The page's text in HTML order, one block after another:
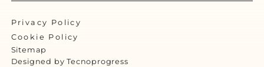
Privacy Policy
Cookie Policy
Sitemap
Designed by Tecnoprogress